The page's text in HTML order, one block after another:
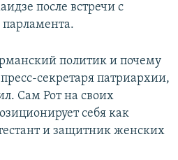
после встречи с
политик и почему
секретаря патриархии,
Сам Рот на своих
себя как
и защитник женских